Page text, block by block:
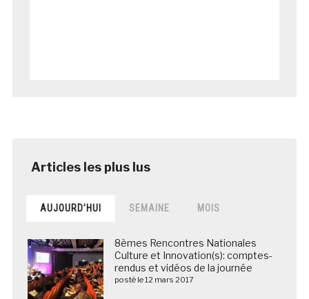
AUJOURD’HUI SEMAINE MOIS
8èmes Rencontres Nationales
Culture et Innovation(s): comptes-
rendus et vidéos de la journée
posté le 12 mars 2017